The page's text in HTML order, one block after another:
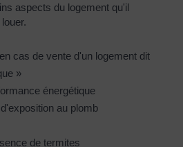
aspects du logement qu'il
cas de vente d'un logement dit
»
énergétique
au plomb
de termites